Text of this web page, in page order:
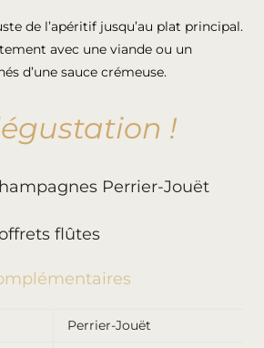
de l’apéritif jusqu’au plat principal.
avec une viande ou un
d’une sauce crémeuse.
!
Perrier-Jouët
flûtes
Perrier-Jouët